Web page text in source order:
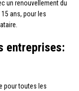
un renouvellement du
ans, pour les
entreprises:
pour toutes les